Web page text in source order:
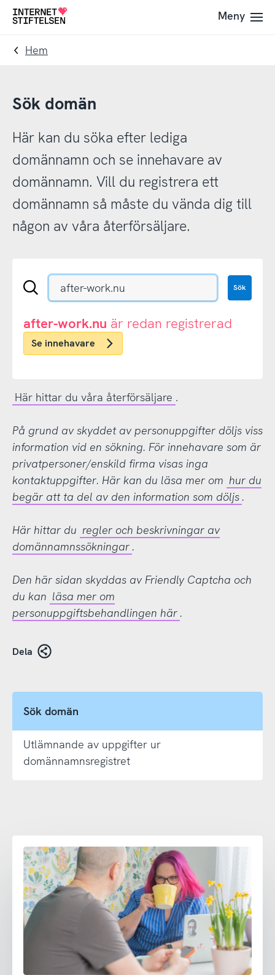
Till
navigering
Till
innehåll
Till
Meny
Hem
Sök domän
Här kan du söka efter lediga
domännamn och se innehavare av
domännamn. Vill du registrera ett
domännamn så måste du vända dig till
någon av våra återförsäljare.
Sök
eller
.nu-
domän
Sök
after-work.nu är redan registrerad
Se innehavare
Här hittar du våra återförsäljare .
På grund av skyddet av personuppgifter döljs viss
information vid en sökning. För innehavare som är
privatpersoner/enskild firma visas inga
kontaktuppgifter. Här kan du läsa mer om hur du
begär att ta del av den information som döljs .
Här hittar du regler och beskrivningar av
domännamnssökningar .
Den här sidan skyddas av Friendly Captcha och
du kan läsa mer om
personuppgiftsbehandlingen här .
Dela
Sök domän
Utlämnande av uppgifter ur
domännamnsregistret